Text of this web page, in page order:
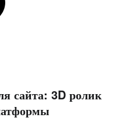
сайта: 3D ролик